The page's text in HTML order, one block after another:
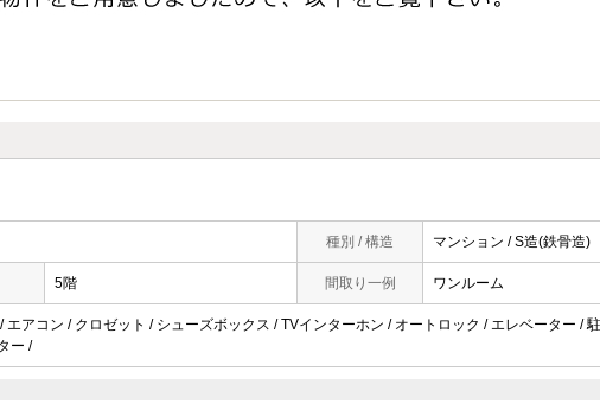
種別 / 構造 マンション / S造(鉄骨造)
5階 間取り一例 ワンルーム
アコン / クロゼット / シューズボックス / TVインターホン / オートロック / エレベーター /
ー /